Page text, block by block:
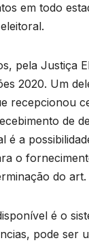
em todo
pela Justiça
2020. Um
recepcionou
de
é a
o
do
é o
pode ser